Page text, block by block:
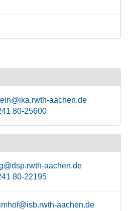
aachen.de
80-25600
aachen.de
80-22195
aachen.de